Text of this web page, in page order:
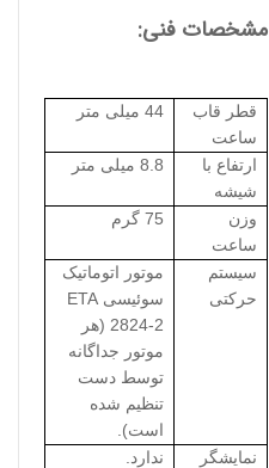
مشخصات فنی:
قطر قاب
ساعت
44 میلی متر
ارتفاع با
شیشه
8.8 میلی متر
وزن
ساعت
75 گرم
سیستم
حرکتی
موتور اتوماتیک
سوئیسی ETA
2824-2 (هر
موتور جداگانه
توسط دست
تنظیم شده
است).
نمایشگر
ندارد.